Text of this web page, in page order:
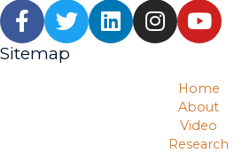
Sitemap
Home
About
Video
Research